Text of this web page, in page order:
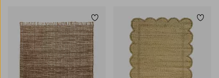
Lägg till i favoriter
160X230200X290